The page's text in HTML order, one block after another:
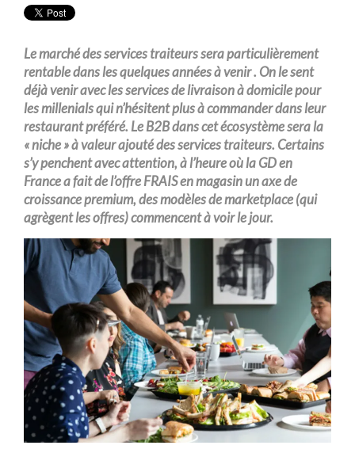
Le marché des services traiteurs sera particulièrement
rentable dans les quelques années à venir. On le sent
déjà venir avec les services de livraison à domicile pour
lesmillenialsqui n’hésitent plus à commander dans leur
restaurant préféré. Le B2B dans cet écosystème sera la
« niche » à valeur ajouté des services traiteurs. Certains
s’y penchent avec attention, à l’heure oùla GDen
France a fait de l’offre FRAIS en magasin un axe de
croissancepremium, des modèles demarketplace(qui
agrègent les offres) commencent à voir le jour.